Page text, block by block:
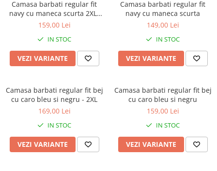
Camasa barbati regular fit
navy cu maneca scurta 2XL-
3XL
159,00 Lei
IN STOC
VEZI VARIANTE
Camasa barbati regular fit
navy cu maneca scurta
149,00 Lei
IN STOC
VEZI VARIANTE
Camasa barbati regular fit bej
cu caro bleu si negru - 2XL
169,00 Lei
IN STOC
VEZI VARIANTE
Camasa barbati regular fit bej
cu caro bleu si negru
159,00 Lei
IN STOC
VEZI VARIANTE